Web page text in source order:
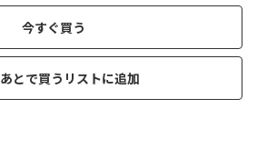
今すぐ買う
あとで買うリストに追加